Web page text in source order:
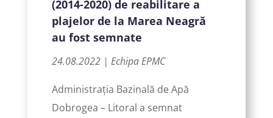
(2014-2020) de reabilitare a
plajelor de la Marea Neagră
au fost semnate
24.08.2022 | Echipa EPMC
Administrația Bazinală de Apă
Dobrogea – Litoral a semnat